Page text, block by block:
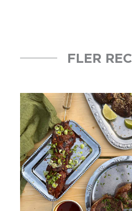
FLER